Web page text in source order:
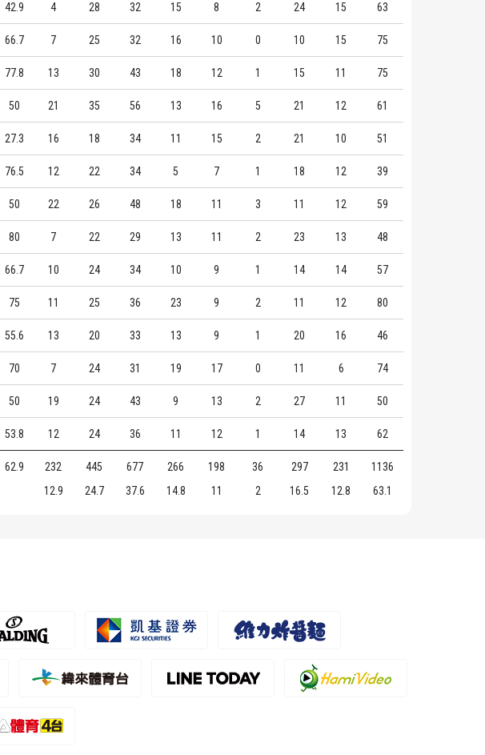
42.9 4 28 32 15 8 2 24 15 63
66.7 7 25 32 16 10 0 10 15 75
77.8 13 30 43 18 12 1 15 11 75
50 21 35 56 13 16 5 21 12 61
27.3 16 18 34 11 15 2 21 10 51
76.5 12 22 34 5 7 1 18 12 39
50 22 26 48 18 11 3 11 12 59
80 7 22 29 13 11 2 23 13 48
66.7 10 24 34 10 9 1 14 14 57
75 11 25 36 23 9 2 11 12 80
55.6 13 20 33 13 9 1 20 16 46
70 7 24 31 19 17 0 11 6 74
50 19 24 43 9 13 2 27 11 50
53.8 12 24 36 11 12 1 14 13 62
62.9 232 445 677 266 198 36 297 231
1136
12.9 24.7 37.6 14.8 11 2 16.5 12.8 63.1